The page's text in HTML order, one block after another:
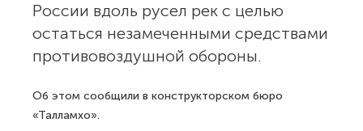
России вдоль русел рек с целью
остаться незамеченными средствами
противовоздушной обороны.
Об этом сообщили в конструкторском бюро
«Талламхо».